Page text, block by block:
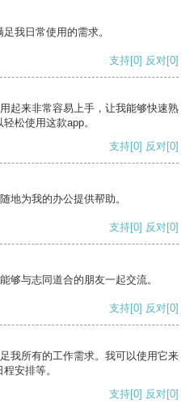
我日常使用的需求。
支持[0] 反对[0]
起来非常容易上手，让我能够快速熟
松使用这款app。
支持[0] 反对[0]
地为我的办公提供帮助。
支持[0] 反对[0]
够与志同道合的朋友一起交流。
支持[0] 反对[0]
我所有的工作需求。我可以使用它来
安排等。
支持[0] 反对[0]